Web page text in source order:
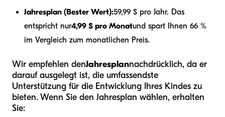
Jahresplan (Bester Wert):59,99 $ pro Jahr. Das
entspricht nur4,99 $ pro Monatund spart Ihnen 66 %
im Vergleich zum monatlichen Preis.
Wir empfehlen denJahresplannachdrücklich, da er
darauf ausgelegt ist, die umfassendste
Unterstützung für die Entwicklung Ihres Kindes zu
bieten. Wenn Sie den Jahresplan wählen, erhalten
Sie: